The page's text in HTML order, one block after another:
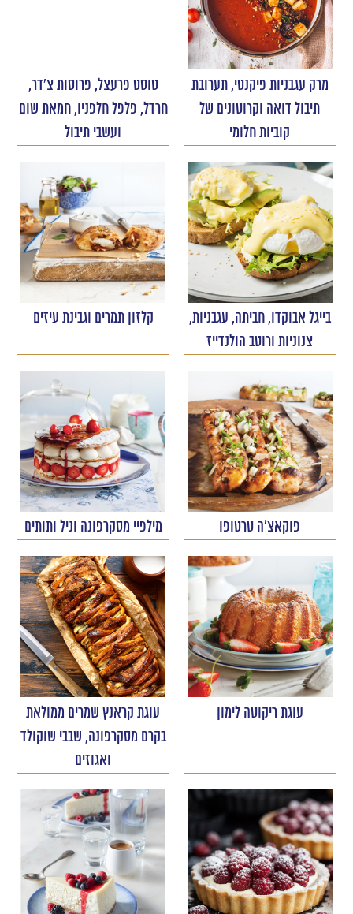
מרק עגבניות פיקנטי, תערובת
תיבול דואה וקרוטונים של
קוביות חלומי
טוסט פרעצל, פרוסות צ'דר,
חרדל, פלפל חלפניו, חמאת שום
ועשבי תיבול
בייגל אבוקדו, חביתה, עגבניות,
צנוניות ורוטב הולנדייז
קלזון תמרים וגבינת עיזים
פוקאצ'ה טרטופו מילפיי מסקרפונה וניל ותותים
עוגת ריקוטה לימון
עוגת קראנץ שמרים ממולאת
בקרם מסקרפונה, שבבי שוקולד
ואגוזים